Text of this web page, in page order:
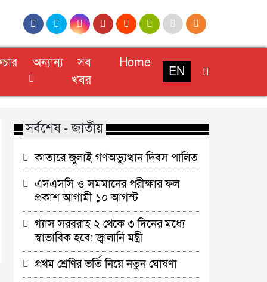
অন্যান্য
সব
খবর
Home
EN
সর্বশেষ - জাতীয়
কাতারে জুলাই গণঅভ্যুত্থান দিবস পালিত
এসএসসি ও সমমানের পরীক্ষার ফল
প্রকাশ আগামী ১০ আগস্ট
গ্যাস সরবরাহ ২ থেকে ৩ দিনের মধ্যে
স্বাভাবিক হবে: জ্বালানি মন্ত্রী
প্রথম শ্রেণির ভর্তি নিয়ে নতুন ঘোষণা